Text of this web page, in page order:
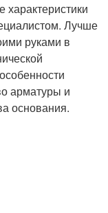
Лучше
руками в
арматуры и
основания.